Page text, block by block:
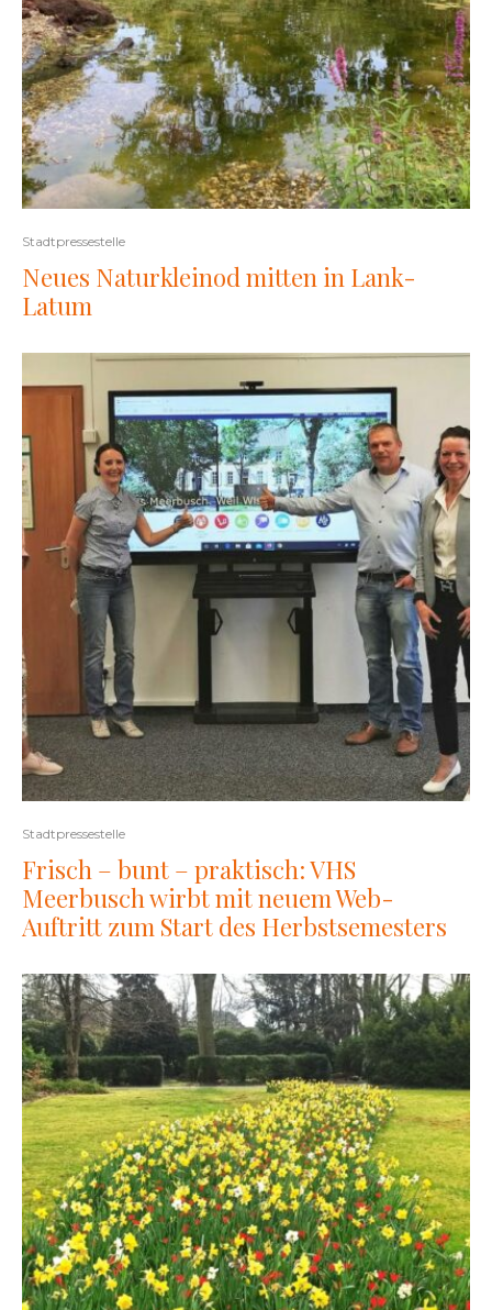
Stadtpressestelle
Neues Naturkleinod mitten in Lank-
Latum
Stadtpressestelle
Frisch – bunt – praktisch: VHS
Meerbusch wirbt mit neuem Web-
Auftritt zum Start des Herbstsemesters